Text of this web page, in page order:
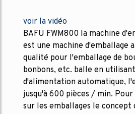
voir la vidéo
BAFU FWM800 la machine
est une machine d'emballage
qualité pour l'emballage de
bonbons, etc. balle en
d'alimentation automatique,
jusqu'à 600 pièces / min.
sur les emballages le concept